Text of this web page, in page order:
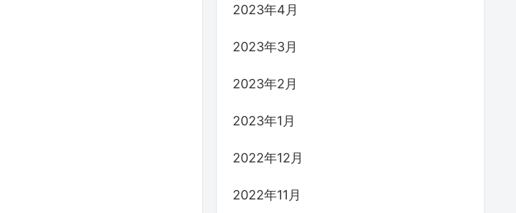
2023年4月
2023年3月
2023年2月
2023年1月
2022年12月
2022年11月